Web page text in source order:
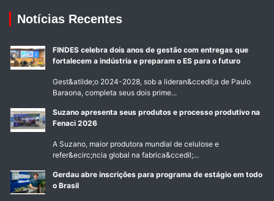
Notícias Recentes
FINDES celebra dois anos de gestão com entregas que
fortalecem a indústria e preparam o ES para o futuro
Gest&atilde;o 2024-2028, sob a lideran&ccedil;a de Paulo
Baraona, completa seus dois prime...
Suzano apresenta seus produtos e processo produtivo na
Fenaci 2026
A Suzano, maior produtora mundial de celulose e
refer&ecirc;ncia global na fabrica&ccedil;...
Gerdau abre inscrições para programa de estágio em todo
o Brasil